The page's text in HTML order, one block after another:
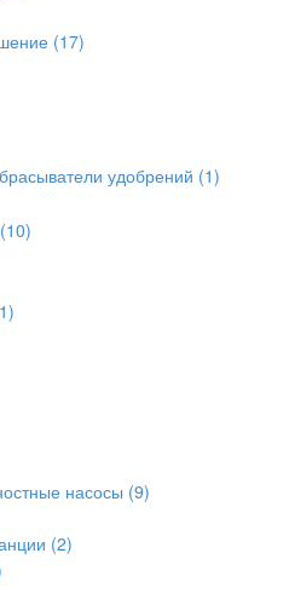
(17)
удобрений (1)
(10)
насосы (9)
(2)